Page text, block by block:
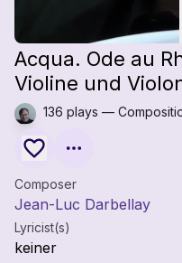
Acqua. Ode au
Violine und
136 plays —
Composer
Jean-Luc Darbellay
Lyricist(s)
keiner